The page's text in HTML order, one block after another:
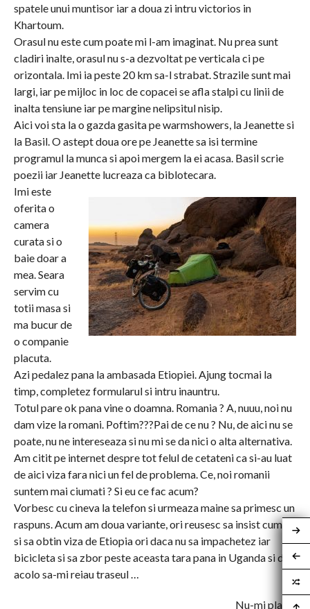
spatele unui muntisor iar a doua zi intru victorios in
Khartoum.
Orasul nu este cum poate mi l-am imaginat. Nu prea sunt
cladiri inalte, orasul nu s-a dezvoltat pe verticala ci pe
orizontala. Imi ia peste 20 km sa-l strabat. Strazile sunt mai
largi, iar pe mijloc in loc de copacei se afla stalpi cu linii de
inalta tensiune iar pe margine nelipsitul nisip.
Aici voi sta la o gazda gasita pe warmshowers, la Jeanette si
la Basil. O astept doua ore pe Jeanette sa isi termine
programul la munca si apoi mergem la ei acasa. Basil scrie
poezii iar Jeanette lucreaza ca biblotecara.
Imi este
oferita o
camera
curata si o
baie doar a
mea. Seara
servim cu
totii masa si
ma bucur de
o companie
placuta.
Azi pedalez pana la ambasada Etiopiei. Ajung tocmai la
timp, completez formularul si intru inauntru.
Totul pare ok pana vine o doamna. Romania ? A, nuuu, noi nu
dam vize la romani. Poftim???Pai de ce nu ? Nu, de aici nu se
poate, nu ne intereseaza si nu mi se da nici o alta alternativa.
Am citit pe internet despre tot felul de cetateni ca si-au luat
de aici viza fara nici un fel de problema. Ce, noi romanii
suntem mai ciumati ? Si eu ce fac acum?
Vorbesc cu cineva la telefon si urmeaza maine sa primesc un
raspuns. Acum am doua variante, ori reusesc sa insist cumva
si sa obtin viza de Etiopia ori daca nu sa impachetez iar
bicicleta si sa zbor peste aceasta tara pana in Uganda si de
acolo sa-mi reiau traseul …
Nu-mi plac